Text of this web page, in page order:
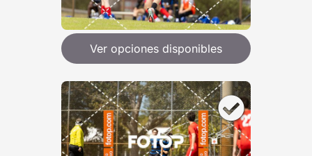
Ver opciones disponibles